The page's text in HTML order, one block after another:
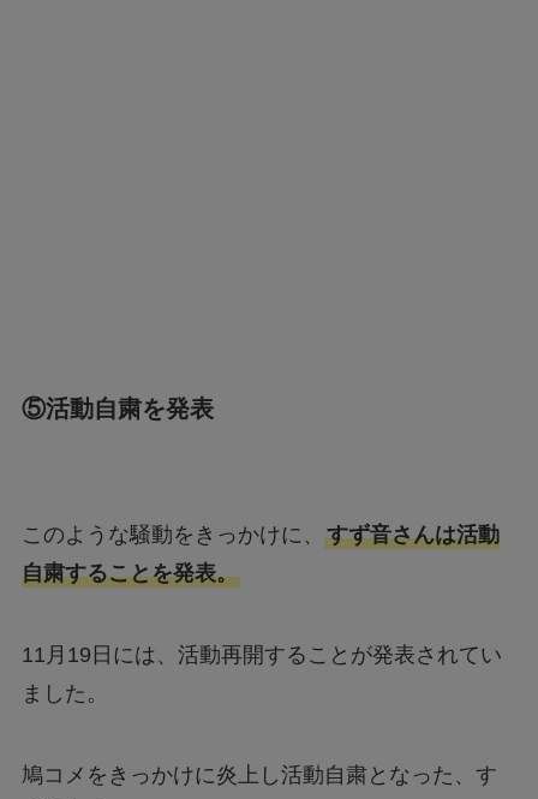
⑤活動自粛を発表
このような騒動をきっかけに、 すず音さんは活動
自粛することを発表。
11月19日には、活動再開することが発表されてい
ました。
鳩コメをきっかけに炎上し活動自粛となった、す